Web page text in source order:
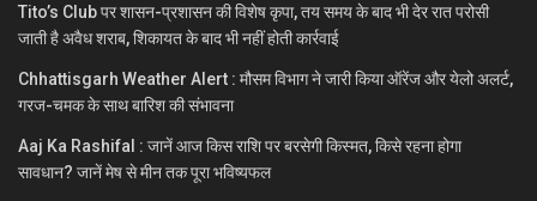
Tito’s Club पर शासन-प्रशासन की विशेष कृपा, तय समय के बाद भी देर रात परोसी
जाती है अवैध शराब, शिकायत के बाद भी नहीं होती कार्रवाई
Chhattisgarh Weather Alert : मौसम विभाग ने जारी किया ऑरेंज और येलो अलर्ट,
गरज-चमक के साथ बारिश की संभावना
Aaj Ka Rashifal : जानें आज किस राशि पर बरसेगी किस्मत, किसे रहना होगा
सावधान? जानें मेष से मीन तक पूरा भविष्यफल